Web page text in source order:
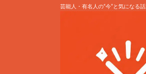
芸能人・有名人の“今”と気になる